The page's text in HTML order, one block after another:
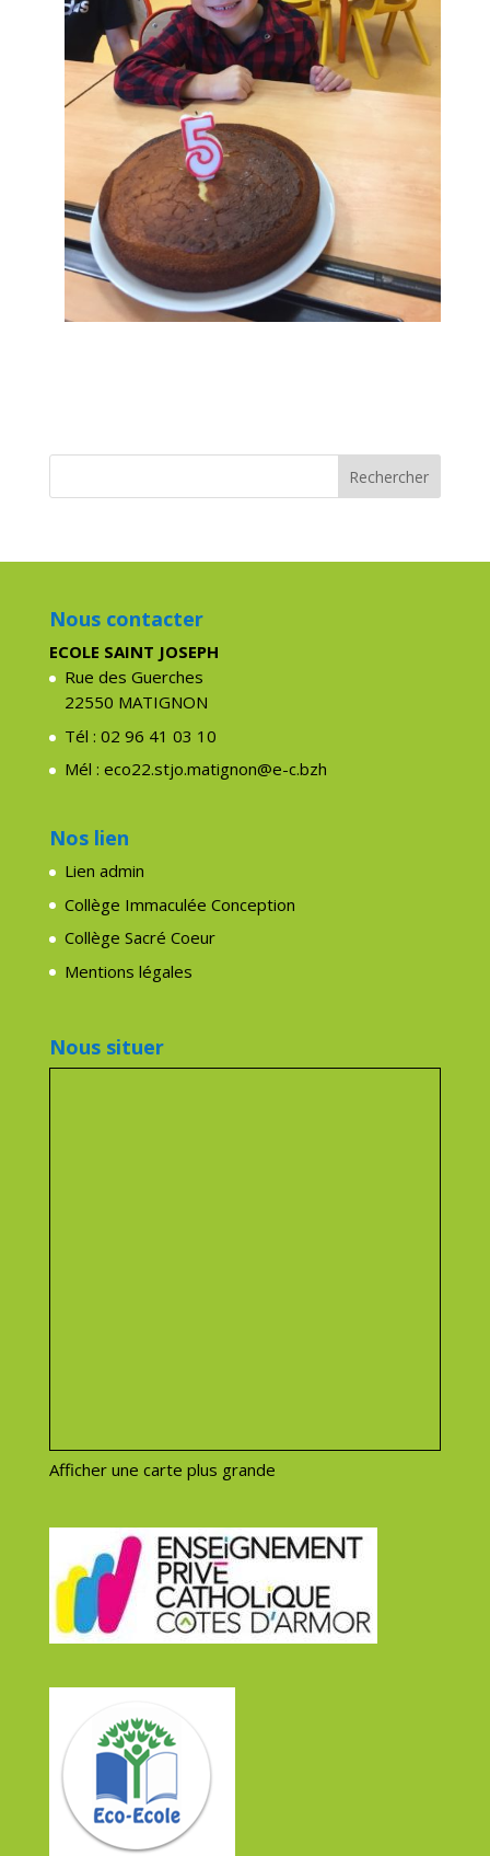
Nous contacter
ECOLE SAINT JOSEPH
Rue des Guerches
22550 MATIGNON
Tél : 02 96 41 03 10
Mél : eco22.stjo.matignon@e-c.bzh
Nos lien
Lien admin
Collège Immaculée Conception
Collège Sacré Coeur
Mentions légales
Nous situer
Afficher une carte plus grande